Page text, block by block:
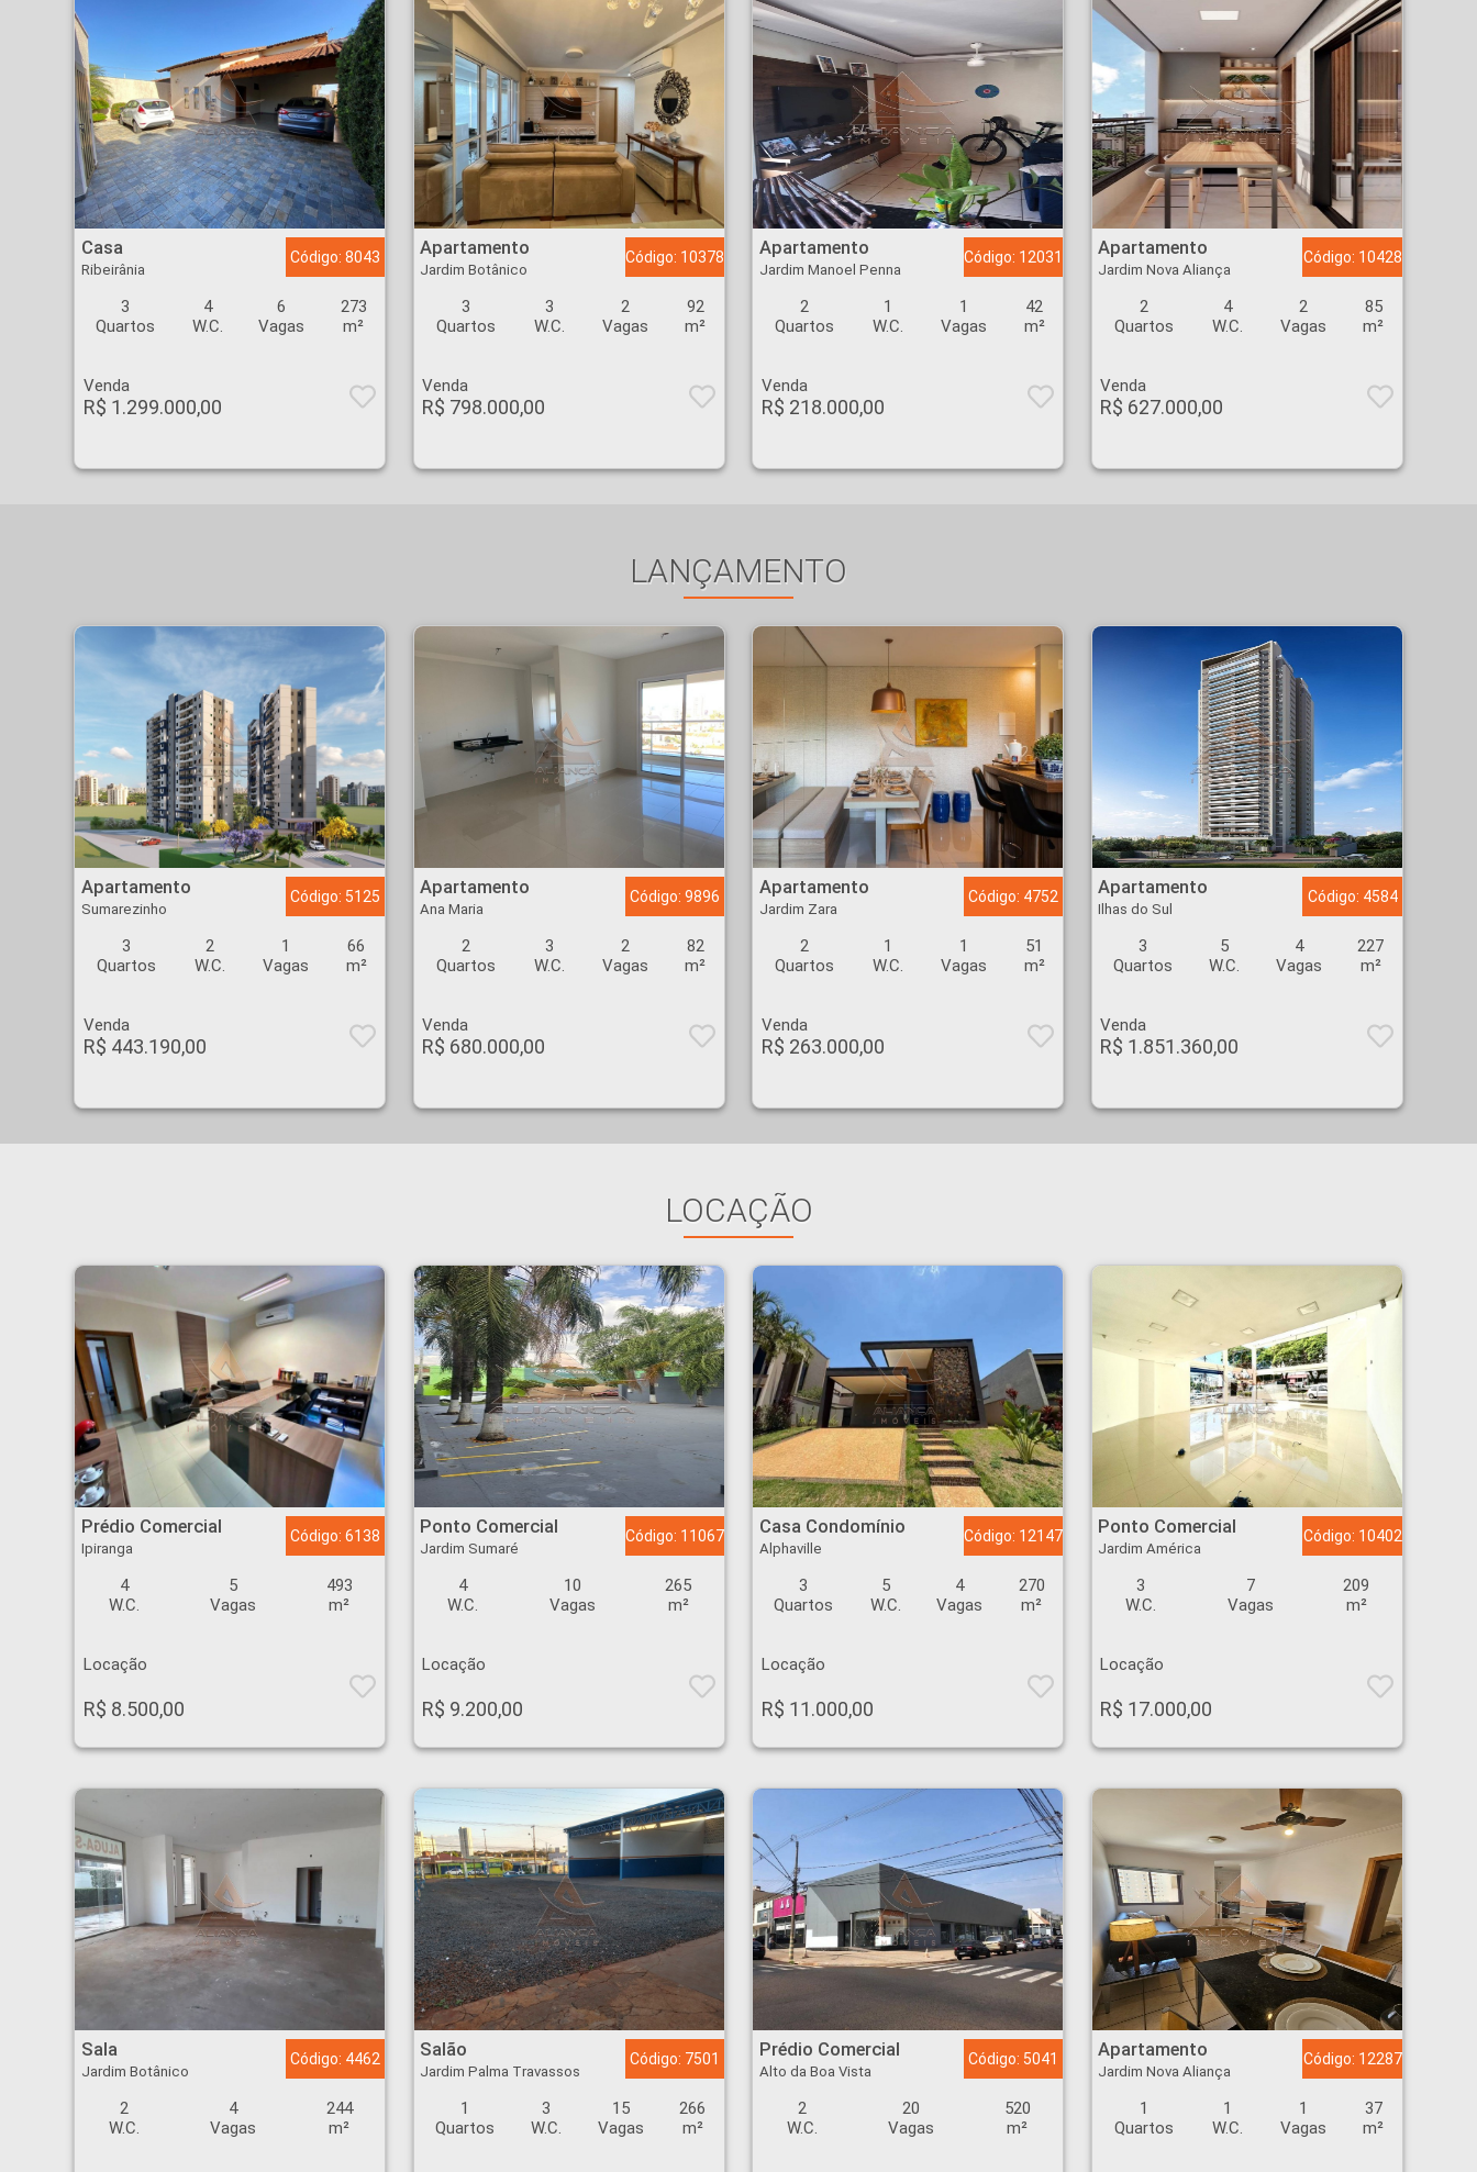
Casa - Ribeirânia - Ribeirão Preto
Casa
Ribeirânia
Código: 8043
3
Quartos
4
W.C.
6
Vagas
273
m²
Venda
R$ 1.299.000,00
Apartamento - Jardim Botânico - Ribeirão Preto
Apartamento
Jardim Botânico
Código: 10378
3
Quartos
3
W.C.
2
Vagas
92
m²
Venda
R$ 798.000,00
Apartamento - Jardim Manoel Penna - Ribeirão Preto
Apartamento
Jardim Manoel Penna
Código: 12031
2
Quartos
1
W.C.
1
Vagas
42
m²
Venda
R$ 218.000,00
Apartamento - Jardim Nova Aliança - Ribeirão Preto
Apartamento
Jardim Nova Aliança
Código: 10428
2
Quartos
4
W.C.
2
Vagas
85
m²
Venda
R$ 627.000,00
LANÇAMENTO
Apartamento - Sumarezinho - Ribeirão Preto
Apartamento
Sumarezinho
Código: 5125
3
Quartos
2
W.C.
1
Vagas
66
m²
Venda
R$ 443.190,00
Apartamento
Ana Maria
Código: 9896
2
Quartos
3
W.C.
2
Vagas
82
m²
Venda
R$ 680.000,00
Apartamento - Jardim Zara - Ribeirão Preto
Apartamento
Jardim Zara
Código: 4752
2
Quartos
1
W.C.
1
Vagas
51
m²
Venda
R$ 263.000,00
Apartamento - Ilhas do Sul - Ribeirão Preto
Apartamento
Ilhas do Sul
Código: 4584
3
Quartos
5
W.C.
4
Vagas
227
m²
Venda
R$ 1.851.360,00
LOCAÇÃO
Prédio Comercial - Ipiranga - Ribeirão Preto
Prédio Comercial
Ipiranga
Código: 6138
4
W.C.
5
Vagas
493
m²
Locação
R$ 8.500,00
Ponto Comercial - Jardim Sumaré - Ribeirão Preto
Ponto Comercial
Jardim Sumaré
Código: 11067
4
W.C.
10
Vagas
265
m²
Locação
R$ 9.200,00
Casa Condomínio - Alphaville - Ribeirão Preto
Casa Condomínio
Alphaville
Código: 12147
3
Quartos
5
W.C.
4
Vagas
270
m²
Locação
R$ 11.000,00
Ponto Comercial - Jardim América - Ribeirão Preto
Ponto Comercial
Jardim América
Código: 10402
3
W.C.
7
Vagas
209
m²
Locação
R$ 17.000,00
Sala
Jardim Botânico
Código: 4462
2
W.C.
4
Vagas
244
m²
Salão - Jardim Palma Travassos - Ribeirão Preto
Salão
Jardim Palma Travassos
Código: 7501
1
Quartos
3
W.C.
15
Vagas
266
m²
Prédio Comercial - Alto da Boa Vista - Ribeirão Preto
Prédio Comercial
Alto da Boa Vista
Código: 5041
2
W.C.
20
Vagas
520
m²
Apartamento - Jardim Nova Aliança - Ribeirão Preto
Apartamento
Jardim Nova Aliança
Código: 12287
1
Quartos
1
W.C.
1
Vagas
37
m²